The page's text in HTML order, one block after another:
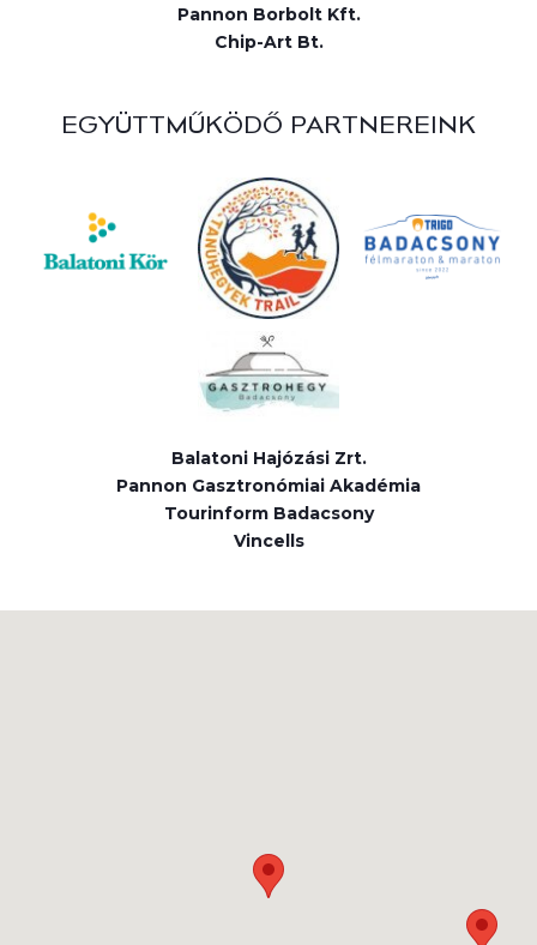
Pannon Borbolt Kft.
Chip-Art Bt.
EGYÜTTMŰKÖDŐ PARTNEREINK
Balatoni Hajózási Zrt.
Pannon Gasztronómiai Akadémia
Tourinform Badacsony
Vincells